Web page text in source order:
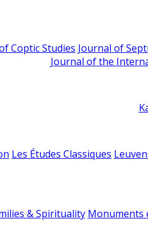
Coptic Studies Journal of
Journal of the
Les Études Classiques
& Spirituality Monuments